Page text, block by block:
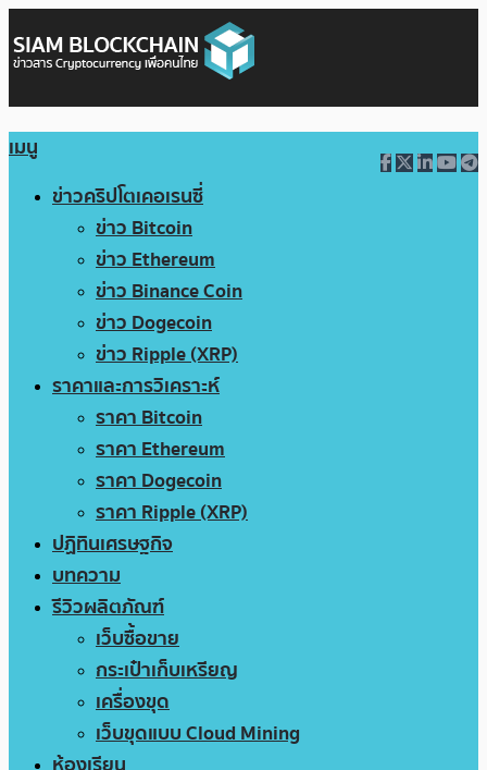
เมนู
ข่าวคริปโตเคอเรนซี่
ข่าว Bitcoin
ข่าว Ethereum
ข่าว Binance Coin
ข่าว Dogecoin
ข่าว Ripple (XRP)
ราคาและการวิเคราะห์
ราคา Bitcoin
ราคา Ethereum
ราคา Dogecoin
ราคา Ripple (XRP)
ปฏิทินเศรษฐกิจ
บทความ
รีวิวผลิตภัณฑ์
เว็บซื้อขาย
กระเป๋าเก็บเหรียญ
เครื่องขุด
เว็บขุดแบบ Cloud Mining